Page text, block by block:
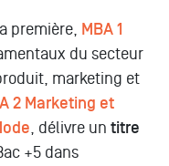
première, MBA 1
du secteur
marketing et
2 Marketing et
, délivre un titre
+5 dans